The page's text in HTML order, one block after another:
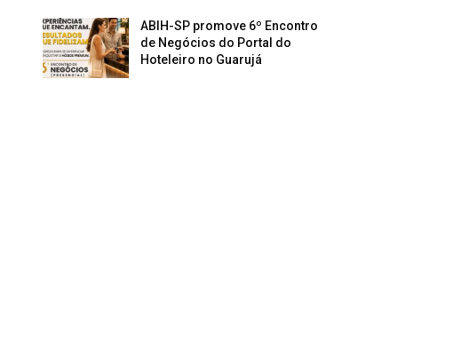
ABIH-SP promove 6º Encontro
de Negócios do Portal do
Hoteleiro no Guarujá